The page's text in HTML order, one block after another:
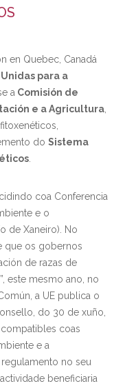
en Quebec, Canadá
para a
a Comisión de
e a Agricultura
doSistema
coa Conferencia
e o
de Xaneiro). No
que os gobernos
de razas de
este mesmo ano, no
a UE publica o
do 30 de xuño,
coas
e a
no seu
beneficiaria